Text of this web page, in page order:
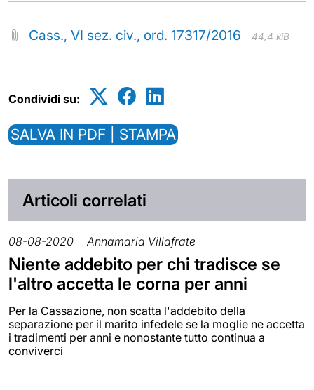
Cass., VI sez. civ., ord. 17317/2016 44,4 kiB
Condividi su:
SALVA IN PDF | STAMPA
Articoli correlati
08-08-2020 Annamaria Villafrate
Niente addebito per chi tradisce se
l'altro accetta le corna per anni
Per la Cassazione, non scatta l'addebito della
separazione per il marito infedele se la moglie ne accetta
i tradimenti per anni e nonostante tutto continua a
conviverci